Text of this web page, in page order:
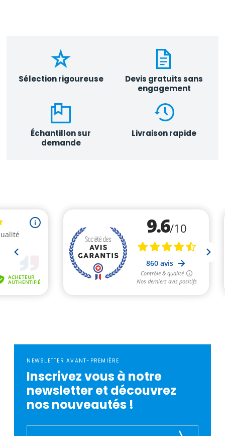
Sélection rigoureuse
Devis gratuits sans
engagement
Échantillon sur
demande
Livraison rapide
NEWSLETTER AVANT-PREMIÈRE
Inscrivez vous à notre
newsletter et découvrez
nos nouveautés !